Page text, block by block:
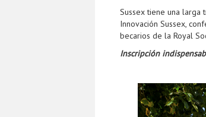
Sussex tiene una larga
Innovación Sussex,
becarios de la Royal
Inscripción